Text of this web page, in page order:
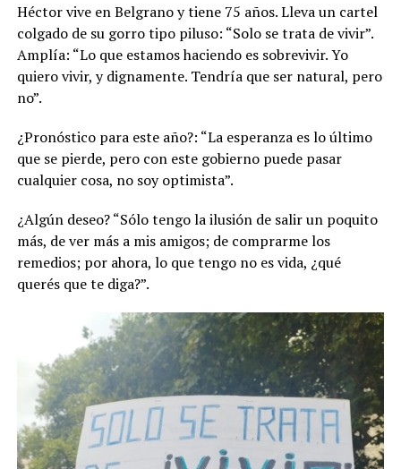
Héctor vive en Belgrano y tiene 75 años. Lleva un cartel
colgado de su gorro tipo piluso: “Solo se trata de vivir”.
Amplía: “Lo que estamos haciendo es sobrevivir. Yo
quiero vivir, y dignamente. Tendría que ser natural, pero
no”.
¿Pronóstico para este año?: “La esperanza es lo último
que se pierde, pero con este gobierno puede pasar
cualquier cosa, no soy optimista”.
¿Algún deseo? “Sólo tengo la ilusión de salir un poquito
más, de ver más a mis amigos; de comprarme los
remedios; por ahora, lo que tengo no es vida, ¿qué
querés que te diga?”.